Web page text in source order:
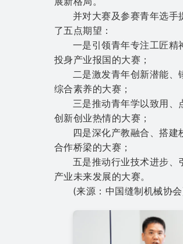
并对大赛及参赛青年选手
了五点期望：
一是引领青年专注工匠精
投身产业报国的大赛；
二是激发青年创新潜能、
综合素养的大赛；
三是推动青年学以致用、
创新创业热情的大赛；
四是深化产教融合、搭建
合作桥梁的大赛；
五是推动行业技术进步、
产业未来发展的大赛。
(来源：中国缝制机械协